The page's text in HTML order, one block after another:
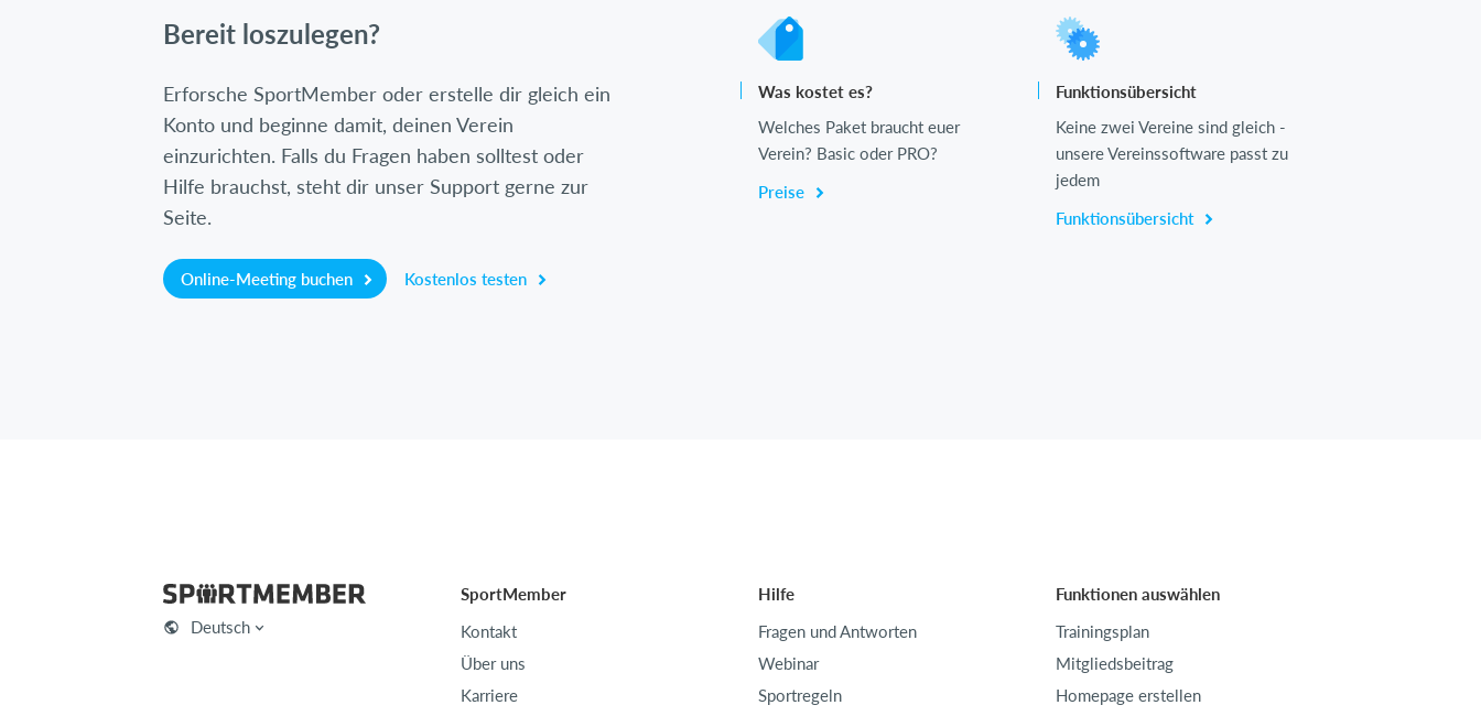
Bereit loszulegen?
Erforsche SportMember oder erstelle dir gleich ein
Konto und beginne damit, deinen Verein
einzurichten. Falls du Fragen haben solltest oder
Hilfe brauchst, steht dir unser Support gerne zur
Seite.
Online-Meeting buchen Kostenlos testen
Was kostet es?
Welches Paket braucht euer
Verein? Basic oder PRO?
Preise
Funktionsübersicht
Keine zwei Vereine sind gleich -
unsere Vereinssoftware passt zu
jedem
Funktionsübersicht
Deutsch
SportMember
Kontakt
Über uns
Karriere
Hilfe
Fragen und Antworten
Webinar
Sportregeln
Funktionen auswählen
Trainingsplan
Mitgliedsbeitrag
Homepage erstellen